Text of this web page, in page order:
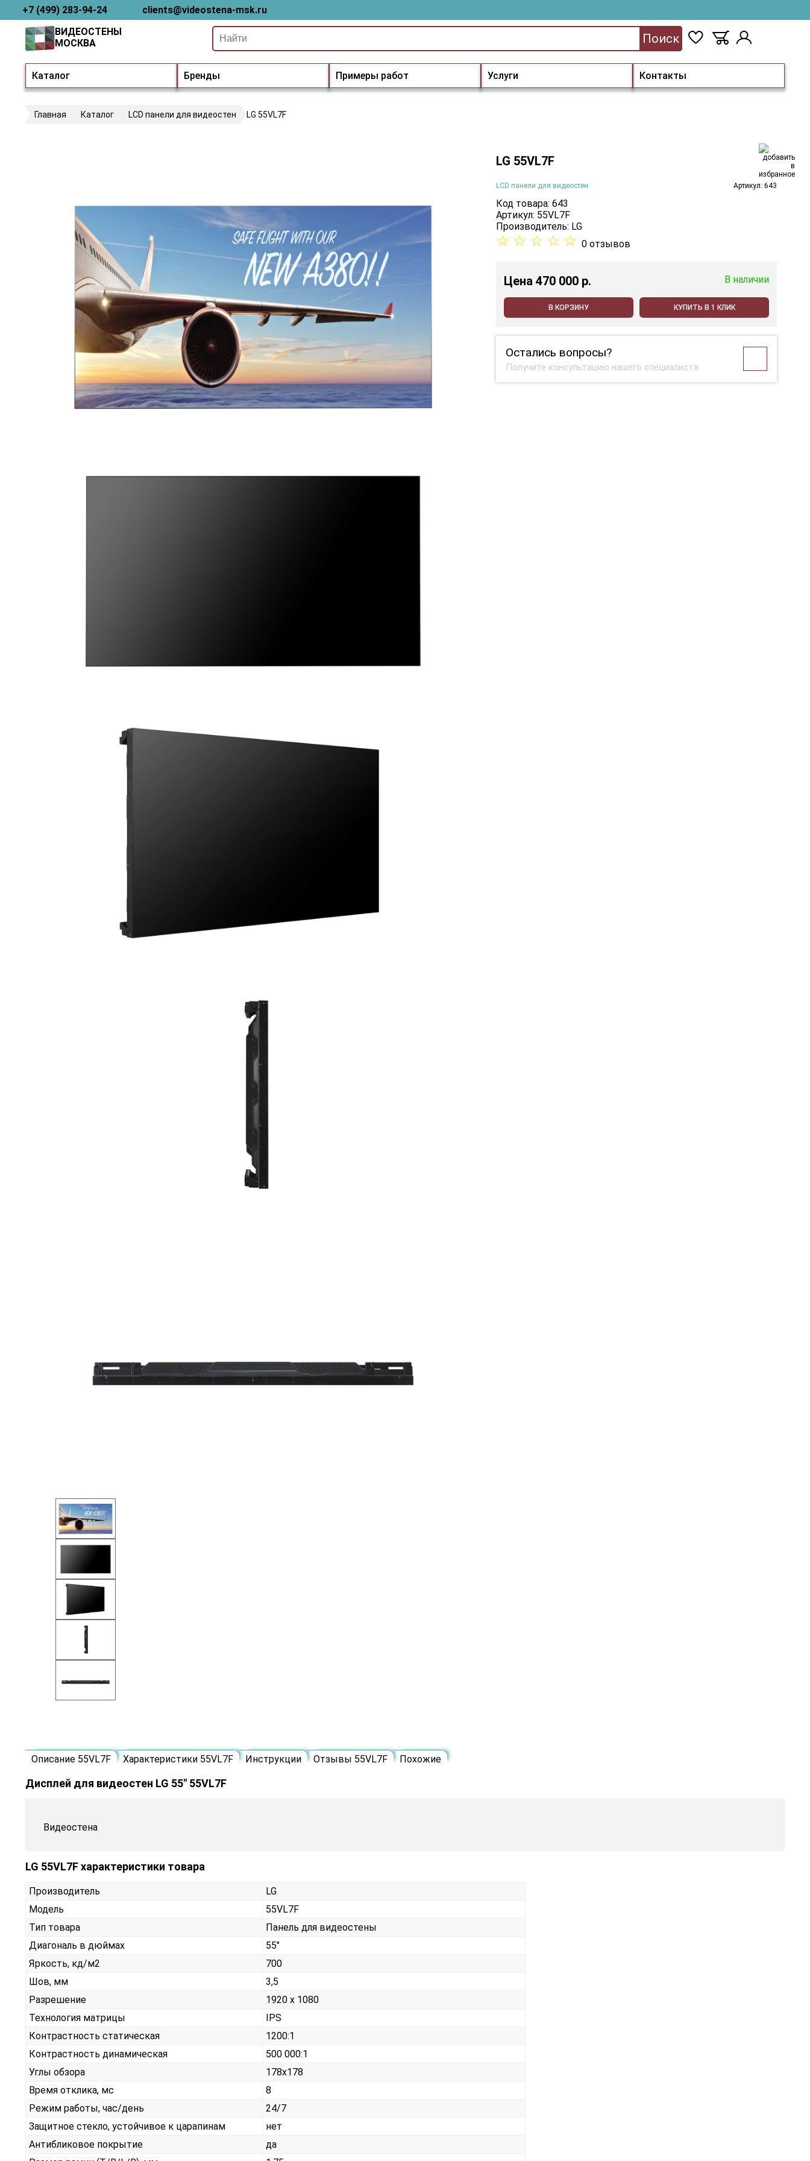
+7 (499) 283-94-24 clients@videostena-msk.ru
Каталог Бренды Примеры работ Услуги Контакты
ВИДЕОСТЕНЫ
МОСКВА
Поиск
Главная Каталог LCD панели для видеостен LG 55VL7F
LG 55VL7F
LCD панели для видеостен Артикул: 643
Код товара: 643
Артикул: 55VL7F
Производитель: LG
☆ ☆ ☆ ☆ ☆ 0 отзывов
Цена470 000 p. В наличии
В КОРЗИНУ КУПИТЬ В 1 КЛИК
Остались вопросы?
Получите консультацию нашего специалиста
Описание 55VL7F Характеристики 55VL7F Инструкции Отзывы 55VL7F Похожие
Дисплей для видеостен LG 55" 55VL7F
Видеостена
LG 55VL7F характеристики товара
Производитель
LG
Модель
55VL7F
Тип товара
Панель для видеостены
Диагональ в дюймах
55"
Яркость, кд/м2
700
Шов, мм
3,5
Разрешение
1920 x 1080
Технология матрицы
IPS
Контрастность статическая
1200:1
Контрастность динамическая
500 000:1
Углы обзора
178x178
Время отклика, мс
8
Режим работы, час/день
24/7
Защитное стекло, устойчивое к царапинам
нет
Антибликовое покрытие
да